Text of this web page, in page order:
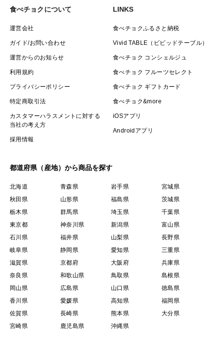
食べチョクについて
運営会社
ガイド/お問い合わせ
運営からのお知らせ
利用規約
プライバシーポリシー
特定商取引法
カスタマーハラスメントに対する
当社の考え方
採用情報
LINKS
食べチョクふるさと納税
Vivid TABLE（ビビッドテーブル）
食べチョク コンシェルジュ
食べチョク フルーツセレクト
食べチョク ギフトカード
食べチョク&more
iOSアプリ
Androidアプリ
都道府県（産地）から商品を探す
北海道 青森県 岩手県
宮城県
秋田県
山形県 福島県
茨城県
栃木県
群馬県 埼玉県
千葉県
東京都
神奈川県 新潟県
富山県
石川県
福井県 山梨県
長野県
岐阜県
静岡県 愛知県
三重県
滋賀県
京都府 大阪府
兵庫県
奈良県
和歌山県 鳥取県
島根県
岡山県
広島県 山口県
徳島県
香川県
愛媛県 高知県
福岡県
佐賀県
長崎県 熊本県
大分県
宮崎県
鹿児島県 沖縄県